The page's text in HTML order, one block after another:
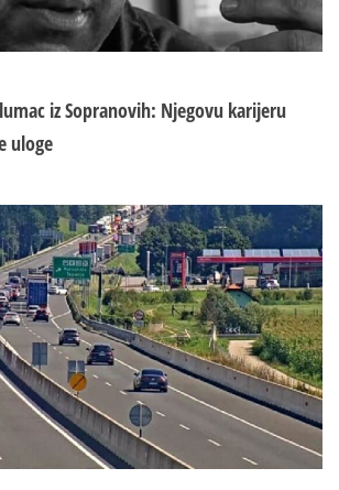
iz Sopranovih: Njegovu karijeru
uloge